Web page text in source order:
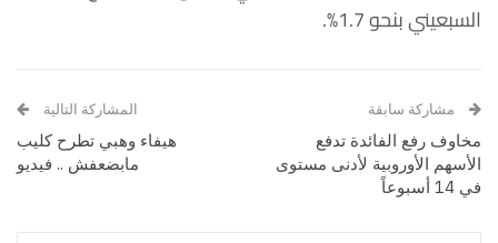
السبعيني بنحو 1.7%.
مشاركة سابقة
مخاوف رفع الفائدة تدفع
الأسهم الأوروبية لأدنى مستوى
في 14 أسبوعاً
المشاركة التالية
هيفاء وهبي تطرح كليب
مابضعفش .. فيديو